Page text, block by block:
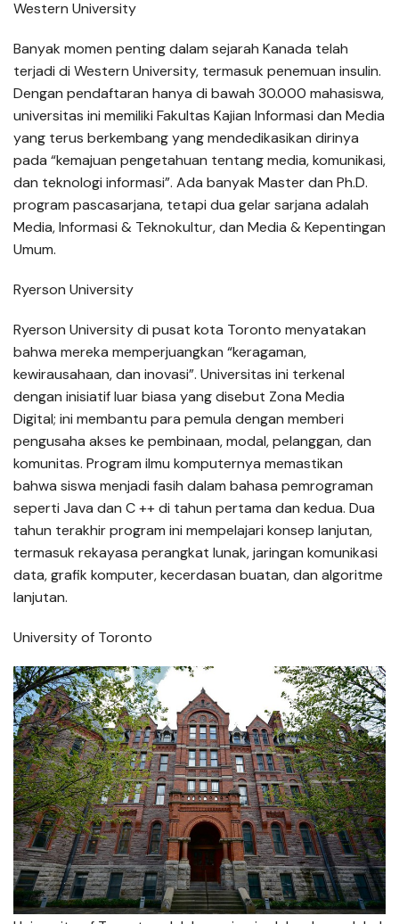
Western University
Banyak momen penting dalam sejarah Kanada telah
terjadi di Western University, termasuk penemuan insulin.
Dengan pendaftaran hanya di bawah 30.000 mahasiswa,
universitas ini memiliki Fakultas Kajian Informasi dan Media
yang terus berkembang yang mendedikasikan dirinya
pada “kemajuan pengetahuan tentang media, komunikasi,
dan teknologi informasi”. Ada banyak Master dan Ph.D.
program pascasarjana, tetapi dua gelar sarjana adalah
Media, Informasi & Teknokultur, dan Media & Kepentingan
Umum.
Ryerson University
Ryerson University di pusat kota Toronto menyatakan
bahwa mereka memperjuangkan “keragaman,
kewirausahaan, dan inovasi”. Universitas ini terkenal
dengan inisiatif luar biasa yang disebut Zona Media
Digital; ini membantu para pemula dengan memberi
pengusaha akses ke pembinaan, modal, pelanggan, dan
komunitas. Program ilmu komputernya memastikan
bahwa siswa menjadi fasih dalam bahasa pemrograman
seperti Java dan C ++ di tahun pertama dan kedua. Dua
tahun terakhir program ini mempelajari konsep lanjutan,
termasuk rekayasa perangkat lunak, jaringan komunikasi
data, grafik komputer, kecerdasan buatan, dan algoritme
lanjutan.
University of Toronto